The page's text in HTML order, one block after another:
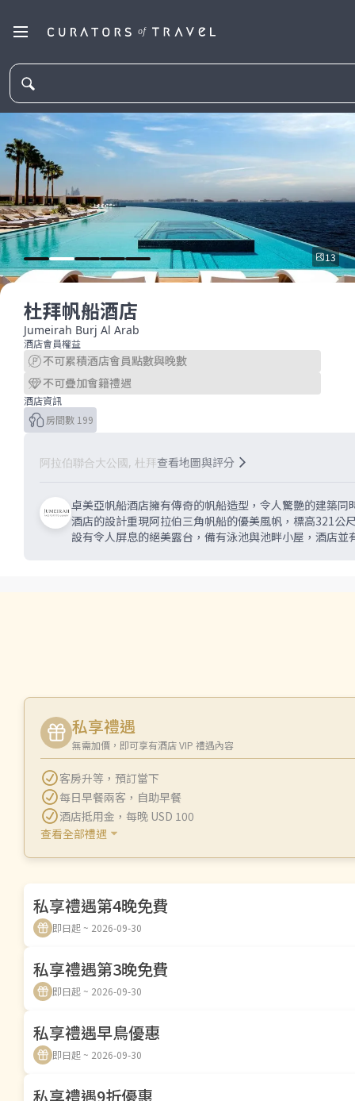
13
杜拜帆船酒店
Jumeirah Burj Al Arab
酒店會員權益
不可累積酒店會員點數與晚數
不可疊加會籍禮遇
酒店資訊
房間數 199
阿拉伯聯合大公國, 杜拜查看地圖與評分
卓美亞帆船酒店擁有傳奇的帆船造型，令人驚艷的建築
酒店的設計重現阿拉伯三角帆船的優美風帆，標高321公
設有令人屏息的絕美露台，備有泳池與池畔小屋，酒店並
私享禮遇
無需加價，即可享有酒店 VIP 禮遇內容
客房升等 ， 預訂當下
每日早餐兩客 ， 自助早餐
酒店抵用金 ， 每晚 USD 100
查看全部禮遇
私享禮遇第4晚免費
即日起 ~ 2026-09-30
私享禮遇第3晚免費
即日起 ~ 2026-09-30
私享禮遇早鳥優惠
即日起 ~ 2026-09-30
私享禮遇9折優惠